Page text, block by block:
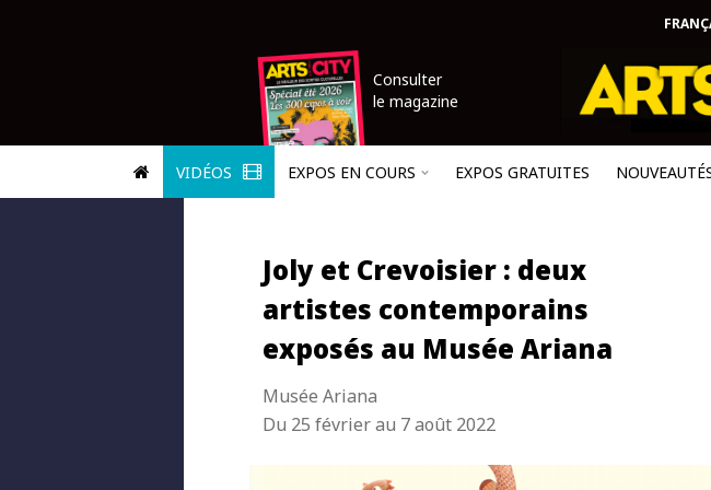
Consulter
le magazine
VIDÉOS EXPOS EN COURS EXPOS GRATUITES
Joly et Crevoisier : deux
artistes contemporains
exposés au Musée Ariana
Musée Ariana
Du 25 février au 7 août 2022